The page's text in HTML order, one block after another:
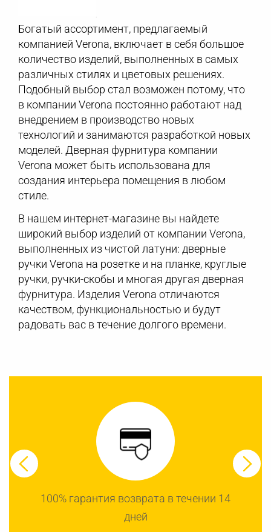
Богатый ассортимент, предлагаемый
компанией Verona, включает в себя большое
количество изделий, выполненных в самых
различных стилях и цветовых решениях.
Подобный выбор стал возможен потому, что
в компании Verona постоянно работают над
внедрением в производство новых
технологий и занимаются разработкой новых
моделей. Дверная фурнитура компании
Verona может быть использована для
создания интерьера помещения в любом
стиле.
В нашем интернет-магазине вы найдете
широкий выбор изделий от компании Verona,
выполненных из чистой латуни: дверные
ручки Verona на розетке и на планке, круглые
ручки, ручки-скобы и многая другая дверная
фурнитура. Изделия Verona отличаются
качеством, функциональностью и будут
радовать вас в течение долгого времени.
100% гарантия возврата в течении 14
дней